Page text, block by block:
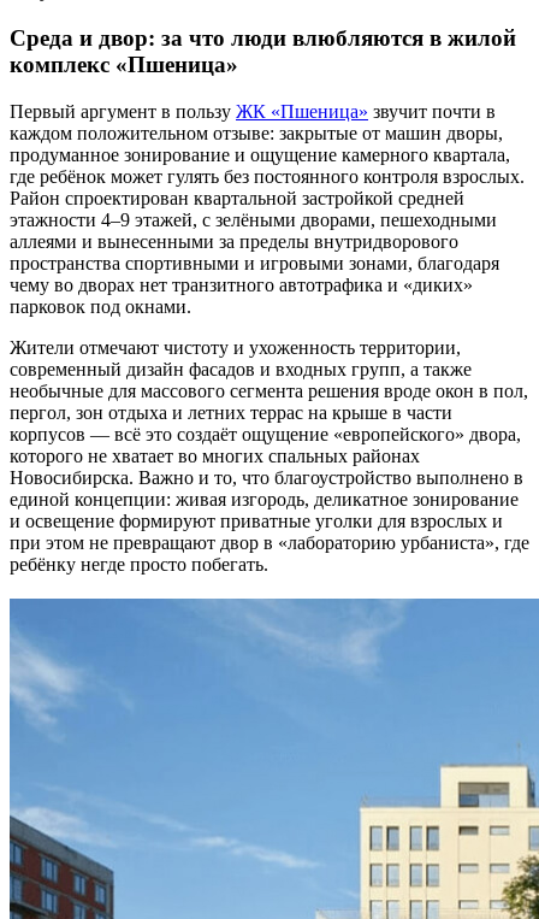
Среда и двор: за что люди влюбляются в жилой
комплекс «Пшеница»
Первый аргумент в пользу ЖК «Пшеница» звучит почти в
каждом положительном отзыве: закрытые от машин дворы,
продуманное зонирование и ощущение камерного квартала,
где ребёнок может гулять без постоянного контроля взрослых.
Район спроектирован квартальной застройкой средней
этажности 4–9 этажей, с зелёными дворами, пешеходными
аллеями и вынесенными за пределы внутридворового
пространства спортивными и игровыми зонами, благодаря
чему во дворах нет транзитного автотрафика и «диких»
парковок под окнами.
Жители отмечают чистоту и ухоженность территории,
современный дизайн фасадов и входных групп, а также
необычные для массового сегмента решения вроде окон в пол,
пергол, зон отдыха и летних террас на крыше в части
корпусов — всё это создаёт ощущение «европейского» двора,
которого не хватает во многих спальных районах
Новосибирска. Важно и то, что благоустройство выполнено в
единой концепции: живая изгородь, деликатное зонирование
и освещение формируют приватные уголки для взрослых и
при этом не превращают двор в «лабораторию урбаниста», где
ребёнку негде просто побегать.